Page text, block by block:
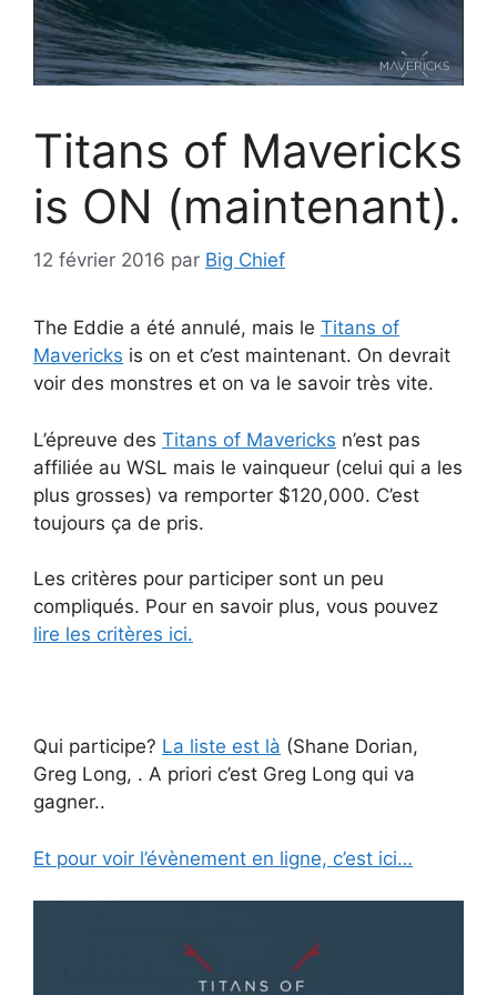
Titans of Mavericks
is ON (maintenant).
12 février 2016 par Big Chief
The Eddie a été annulé, mais le Titans of
Mavericks is on et c’est maintenant. On devrait
voir des monstres et on va le savoir très vite.
L’épreuve des Titans of Mavericks n’est pas
affiliée au WSL mais le vainqueur (celui qui a les
plus grosses) va remporter $120,000. C’est
toujours ça de pris.
Les critères pour participer sont un peu
compliqués. Pour en savoir plus, vous pouvez
lire les critères ici.
Qui participe? La liste est là (Shane Dorian,
Greg Long, . A priori c’est Greg Long qui va
gagner..
Et pour voir l’évènement en ligne, c’est ici…